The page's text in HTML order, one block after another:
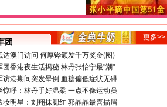
团
更多>>
达澳门访问 何厚铧颁发千万奖金(图)
团香港夜生活揭秘 林丹张怡宁最"潮"
访港期间突发晕倒 血糖偏低症状无碍
惊呼：林丹手好温柔 一点不像运动员
妆明星：刘翔抹腮红 郭晶晶最喜描眉